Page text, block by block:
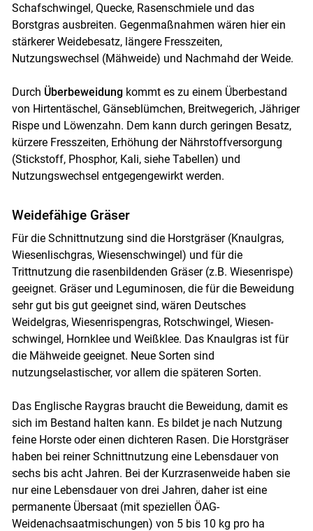
Schafschwingel, Quecke, Rasenschmiele und das
Borstgras ausbreiten. Gegenmaßnahmen wären hier ein
stärkerer Weidebesatz, längere Fresszeiten,
Nutzungswechsel (Mähweide) und Nachmahd der Weide.
Durch Überbeweidungkommt es zu einem Überbestand
von Hirtentäschel, Gänseblümchen, Breitwegerich, Jähriger
Rispe und Löwenzahn. Dem kann durch geringen Besatz,
kürzere Fresszeiten, Erhöhung der Nährstoffversorgung
(Stickstoff, Phosphor, Kali, siehe Tabellen) und
Nutzungswechsel entgegengewirkt werden.
Weidefähige Gräser
Für die Schnittnutzung sind die Horstgräser (Knaulgras,
Wiesenlischgras, Wiesenschwingel) und für die
Trittnutzung die rasenbildenden Gräser (z.B. Wiesenrispe)
geeignet. Gräser und Leguminosen, die für die Beweidung
sehr gut bis gut geeignet sind, wären Deutsches
Weidelgras, Wiesenrispengras, Rotschwingel, Wiesen­
schwingel, Hornklee und Weißklee. Das Knaulgras ist für
die Mähweide geeignet. Neue Sorten sind
nutzungselastischer, vor allem die späteren Sorten.
Das Englische Raygras braucht die Beweidung, damit es
sich im Bestand halten kann. Es bildet je nach Nutzung
feine Horste oder einen dichteren Rasen. Die Horstgräser
haben bei reiner Schnittnutzung eine Lebensdauer von
sechs bis acht Jahren. Bei der Kurzrasenweide haben sie
nur eine Lebensdauer von drei Jahren, daher ist eine
permanente Übersaat (mit speziellen ÖAG-
Weidenachsaatmischungen) von 5 bis 10 kg pro ha